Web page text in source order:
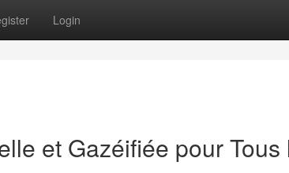
Login
et Gazéifiée pour Tous